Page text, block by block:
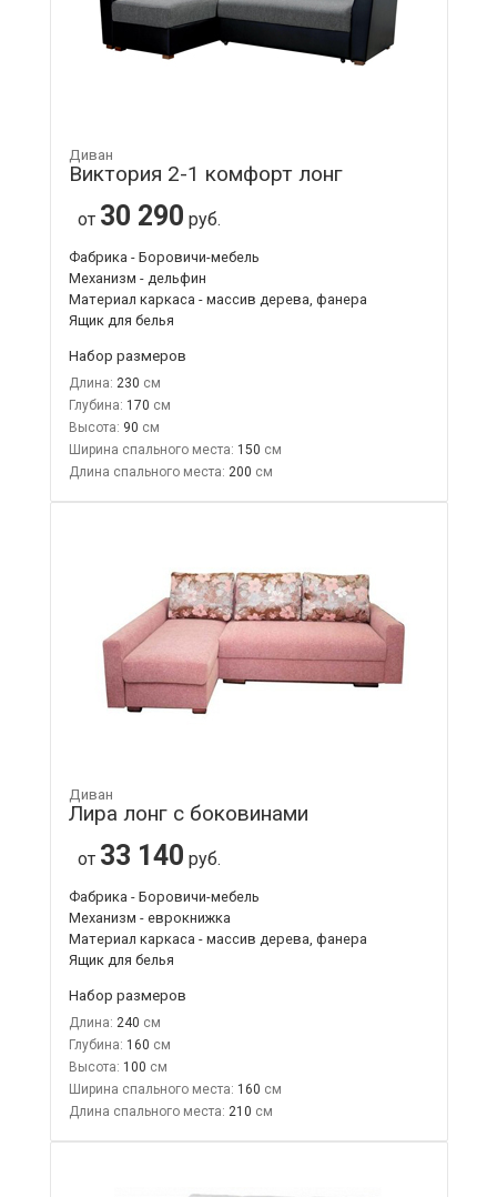
Диван
Виктория 2-1 комфорт лонг
от 30 290 руб.
Фабрика - Боровичи-мебель
Механизм - дельфин
Материал каркаса - массив дерева, фанера
Ящик для белья
Набор размеров
Длина: 230
Глубина: 170
Высота: 90
Ширина спального места: 150
Длина спального места: 200
Диван
Лира лонг с боковинами
от 33 140 руб.
Фабрика - Боровичи-мебель
Механизм - еврокнижка
Материал каркаса - массив дерева, фанера
Ящик для белья
Набор размеров
Длина: 240
Глубина: 160
Высота: 100
Ширина спального места: 160
Длина спального места: 210